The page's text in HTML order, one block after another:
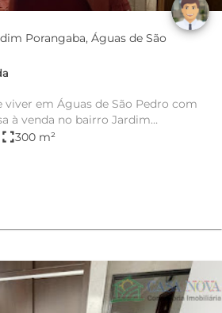
Porangaba, Águas de São
viver em Águas de São Pedro com
à venda no bairro Jardim
fullscreen300 m²